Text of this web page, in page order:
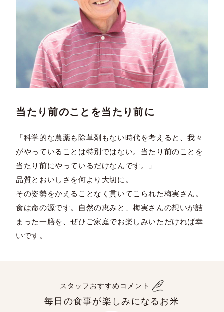
当たり前のことを当たり前に
「科学的な農薬も除草剤もない時代を考えると、我々
がやっていることは特別ではない。当たり前のことを
当たり前にやっているだけなんです。」
品質とおいしさを何より大切に。
その姿勢をかえることなく貫いてこられた梅実さん。
食は命の源です。自然の恵みと、梅実さんの想いが詰
まった一膳を、ぜひご家庭でお楽しみいただければ幸
いです。
スタッフおすすめコメント
毎日の食事が楽しみになるお米